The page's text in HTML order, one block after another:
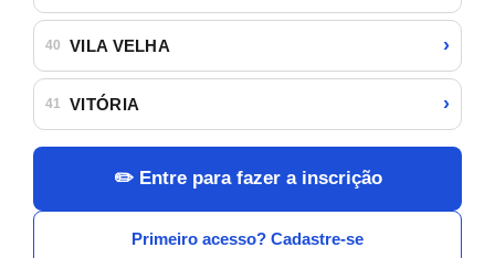
40 VILA VELHA ›
41 VITÓRIA ›
✏️ Entre para fazer a inscrição
Primeiro acesso? Cadastre-se